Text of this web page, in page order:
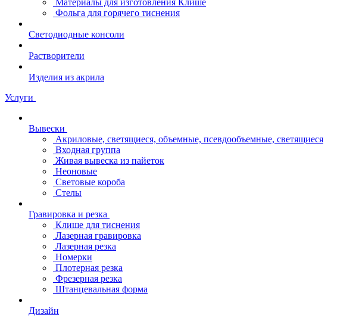
Материалы для изготовления Клише
Фольга для горячего тиснения
Светодиодные консоли
Растворители
Изделия из акрила
Услуги
Вывески
Акриловые, светящиеся, объемные, псевдообъемные, светящиеся
Входная группа
Живая вывеска из пайеток
Неоновые
Световые короба
Стелы
Гравировка и резка
Клише для тиснения
Лазерная гравировка
Лазерная резка
Номерки
Плотерная резка
Фрезерная резка
Штанцевальная форма
Дизайн